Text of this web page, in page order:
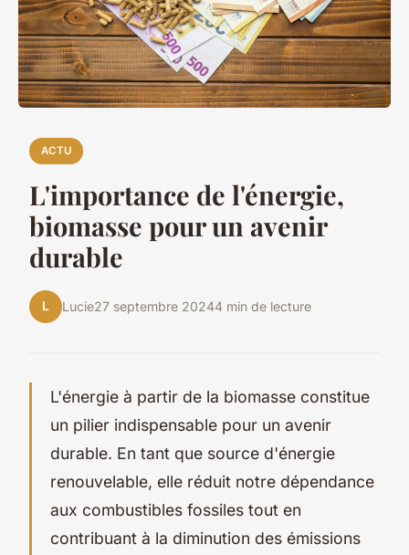
ACTU
L'importance de l'énergie,
biomasse pour un avenir
durable
L Lucie27 septembre 20244 min de lecture
L'énergie à partir de la biomasse constitue
un pilier indispensable pour un avenir
durable. En tant que source d'énergie
renouvelable, elle réduit notre dépendance
aux combustibles fossiles tout en
contribuant à la diminution des émissions